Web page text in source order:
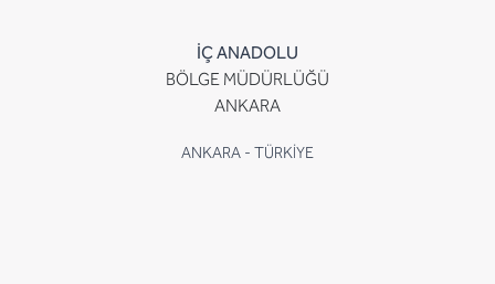
İÇ ANADOLU
BÖLGE MÜDÜRLÜĞÜ
ANKARA
ANKARA - TÜRKİYE